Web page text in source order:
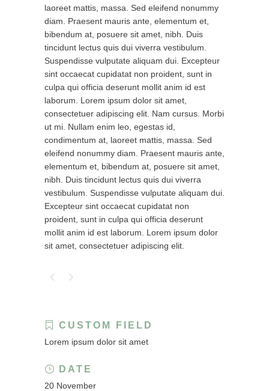
laoreet mattis, massa. Sed eleifend nonummy
diam. Praesent mauris ante, elementum et,
bibendum at, posuere sit amet, nibh. Duis
tincidunt lectus quis dui viverra vestibulum.
Suspendisse vulputate aliquam dui. Excepteur
sint occaecat cupidatat non proident, sunt in
culpa qui officia deserunt mollit anim id est
laborum. Lorem ipsum dolor sit amet,
consectetuer adipiscing elit. Nam cursus. Morbi
ut mi. Nullam enim leo, egestas id,
condimentum at, laoreet mattis, massa. Sed
eleifend nonummy diam. Praesent mauris ante,
elementum et, bibendum at, posuere sit amet,
nibh. Duis tincidunt lectus quis dui viverra
vestibulum. Suspendisse vulputate aliquam dui.
Excepteur sint occaecat cupidatat non
proident, sunt in culpa qui officia deserunt
mollit anim id est laborum. Lorem ipsum dolor
sit amet, consectetuer adipiscing elit.
CUSTOM FIELD
Lorem ipsum dolor sit amet
DATE
20 November